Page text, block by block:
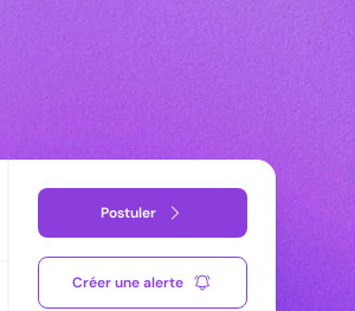
Postuler
Créer une alerte